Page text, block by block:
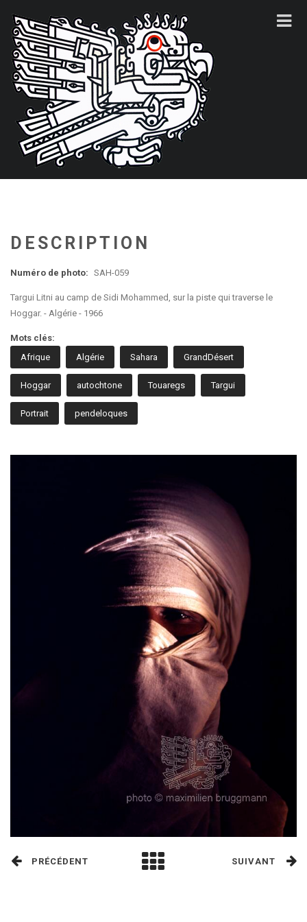
DESCRIPTION
Numéro de photo: SAH-059
Targui Litni au camp de Sidi Mohammed, sur la piste qui traverse le
Hoggar. - Algérie - 1966
Mots clés:
Afrique
Algérie Sahara GrandDésert
Hoggar autochtone Touaregs Targui
Portrait pendeloques
PRÉCÉDENT SUIVANT